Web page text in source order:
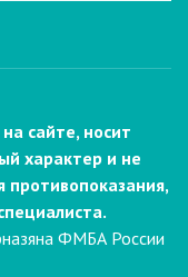
сайте, носит
характер и не
ФМБА России